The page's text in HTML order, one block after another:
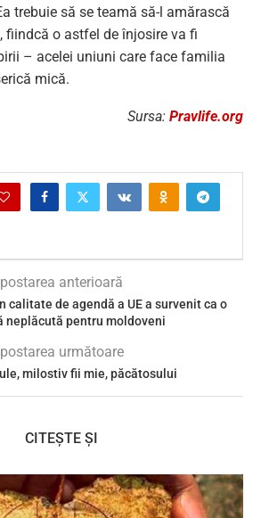
trebuie să se teamă să-l amărască
fiindcă o astfel de înjosire va fi
– acelei uniuni care face familia
mică.
Sursa: Pravlife.org
postarea anterioară
calitate de agendă a UE a survenit ca o
neplăcută pentru moldoveni
postarea următoare
milostiv fii mie, păcătosului
CITEȘTE ȘI